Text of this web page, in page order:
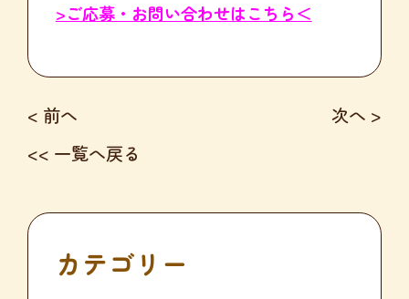
>ご応募・お問い合わせはこちら＜
< 前へ
次へ >
<< 一覧へ戻る
カテゴリー